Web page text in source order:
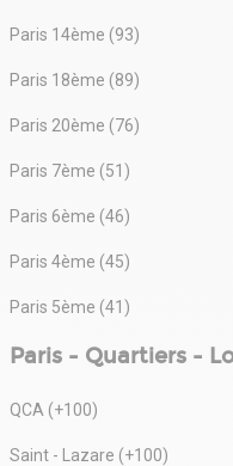
Paris 14ème (93)
Paris 18ème (89)
Paris 20ème (76)
Paris 7ème (51)
Paris 6ème (46)
Paris 4ème (45)
Paris 5ème (41)
Paris - Quartiers -
QCA (+100)
Saint - Lazare (+100)